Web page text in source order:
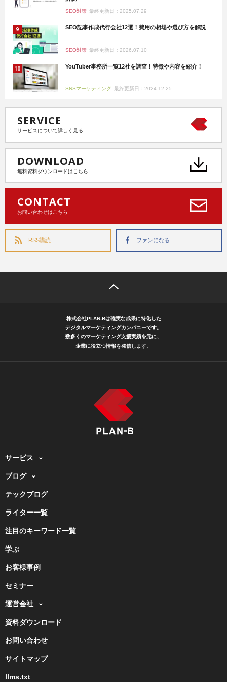
SEO対策 最終更新日：2025.07.29
SEO記事作成代行会社12選！費用の相場や選び方を解説
SEO対策 最終更新日：2026.07.10
YouTuber事務所一覧12社を調査！特徴や内容を紹介！
SNSマーケティング 最終更新日：2024.12.25
SERVICE
サービスについて詳しく見る
DOWNLOAD
無料資料ダウンロードはこちら
CONTACT
お問い合わせはこちら
RSS購読 ファンになる
株式会社PLAN-Bは確実な成果に特化した
デジタルマーケティングカンパニーです。
数多くのマーケティング支援実績を元に、
企業に役立つ情報を発信します。
サービス
ブログ
テックブログ
ライター一覧
注目のキーワード一覧
学ぶ
お客様事例
セミナー
運営会社
資料ダウンロード
お問い合わせ
サイトマップ
llms.txt